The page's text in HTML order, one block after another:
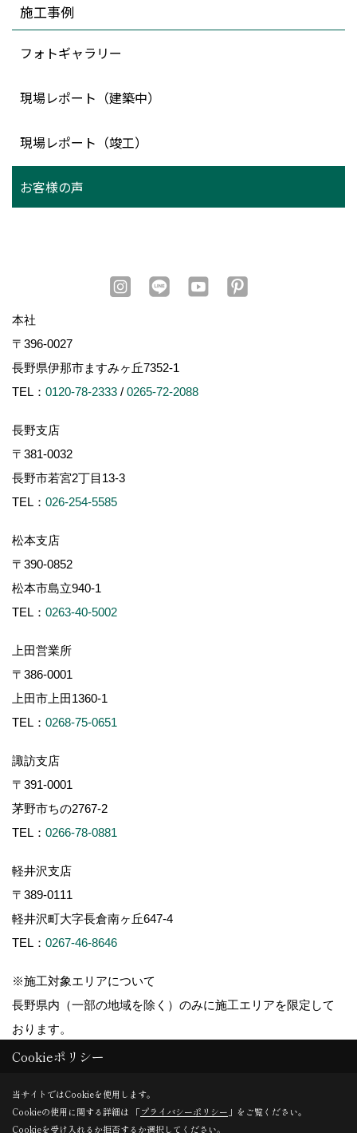
施工事例
フォトギャラリー
現場レポート（建築中）
現場レポート（竣工）
お客様の声
本社
〒396-0027
長野県伊那市ますみヶ丘7352-1
TEL： 0120-78-2333 / 0265-72-2088
長野支店
〒381-0032
長野市若宮2丁目13-3
TEL： 026-254-5585
松本支店
〒390-0852
松本市島立940-1
TEL： 0263-40-5002
上田営業所
〒386-0001
上田市上田1360-1
TEL： 0268-75-0651
諏訪支店
〒391-0001
茅野市ちの2767-2
TEL： 0266-78-0881
軽井沢支店
〒389-0111
軽井沢町大字長倉南ヶ丘647-4
TEL： 0267-46-8646
※施工対象エリアについて
長野県内（一部の地域を除く）のみに施工エリアを限定して
おります。
Copyright (c) ForestCorporation. All Rights Reserved.
Cookieポリシー
当サイトではCookieを使用します。
Cookieの使用に関する詳細は 「プライバシーポリシー 」をご覧ください。
Cookieを受け入れるか拒否するか選択してください。